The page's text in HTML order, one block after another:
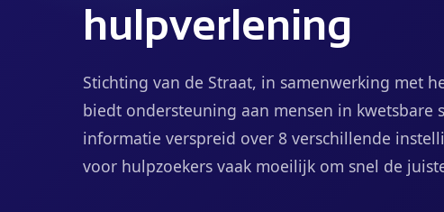
hulpverlening
Stichting van de Straat, in samenwerking met
biedt ondersteuning aan mensen in kwetsbare
informatie verspreid over 8 verschillende
voor hulpzoekers vaak moeilijk om snel de